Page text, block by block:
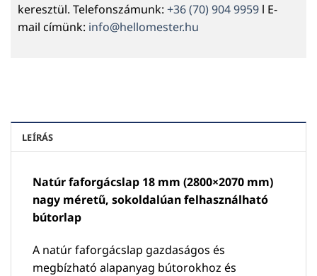
keresztül. Telefonszámunk: +36 (70) 904 9959 l E-
mail címünk: info@hellomester.hu
LEÍRÁS
Natúr faforgácslap 18 mm (2800×2070 mm)
nagy méretű, sokoldalúan felhasználható
bútorlap
A natúr faforgácslap gazdaságos és
megbízható alapanyag bútorokhoz és